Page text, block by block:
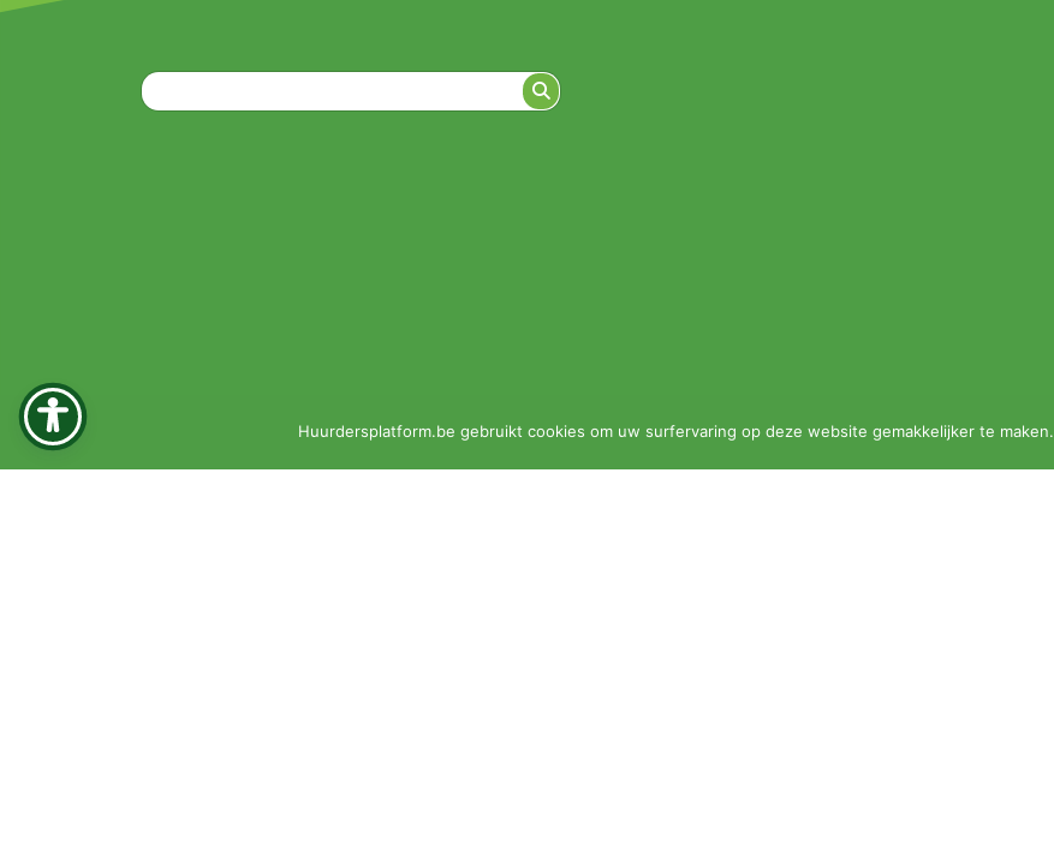
Huurdersplatform.be gebruikt cookies om uw surfervaring op deze website gemakkelijker te maken.